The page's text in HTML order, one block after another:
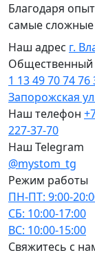
Благодаря
самые сложные
Наш адрес г.
Общественный
1 1349707476
Запорожская
Наш телефон
227-37-70
Наш Telegram
@mystom_tg
Режим работы
ПН-ПТ: 9:00-
СБ: 10:00-17:00
ВС: 10:00-15:00
Cвяжитесь с